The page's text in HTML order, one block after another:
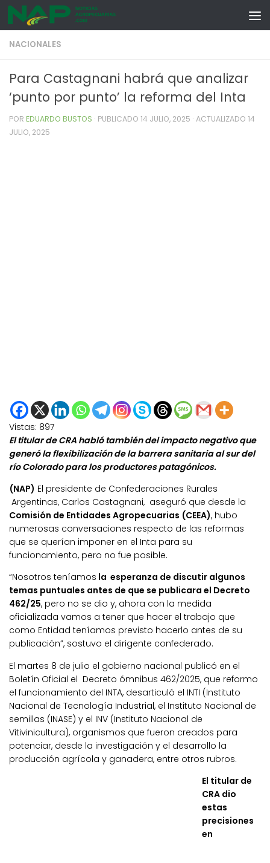
Skip to content
NACIONALES
Para Castagnani habrá que analizar
‘punto por punto’ la reforma del Inta
POR EDUARDO BUSTOS · PUBLICADO 14 JULIO, 2025 · ACTUALIZADO 14
JULIO, 2025
Vistas: 897
El titular de CRA habló también del impacto negativo que
generó la flexibilización de la barrera sanitaria al sur del
río Colorado para los productores patagónicos.
(NAP) El presidente de Confederaciones Rurales
Argentinas, Carlos Castagnani, aseguró que desde la
Comisión de Entidades Agropecuarias (CEEA), hubo
numerosas conversaciones respecto de las reformas
que se querían imponer en el Inta para su
funcionamiento, pero no fue posible.
“Nosotros teníamos la esperanza de discutir algunos
temas puntuales antes de que se publicara el Decreto
462/25, pero no se dio y, ahora con la medida
oficializada vamos a tener que hacer el trabajo que
como Entidad teníamos previsto hacerlo antes de su
publicación”, sostuvo el dirigente confederado.
El martes 8 de julio el gobierno nacional publicó en el
Boletín Oficial el Decreto ómnibus 462/2025, que reformo
el funcionamiento del INTA, desarticuló el INTI (Instituto
Nacional de Tecnología Industrial, el Instituto Nacional de
semillas (INASE) y el INV (Instituto Nacional de
Vitivinicultura), organismos que fueron creados para
potenciar, desde la investigación y el desarrollo la
producción agrícola y ganadera, entre otros rubros.
El titular de
CRA dio
estas
precisiones
en